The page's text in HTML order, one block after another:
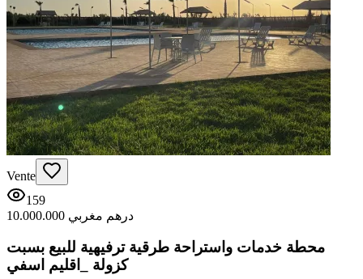
Vente
159
10.000.000 درهم مغربي
محطة خدمات واستراحة طرقية ترفيهية للبيع بسبت
كزولة _اقليم اسفي